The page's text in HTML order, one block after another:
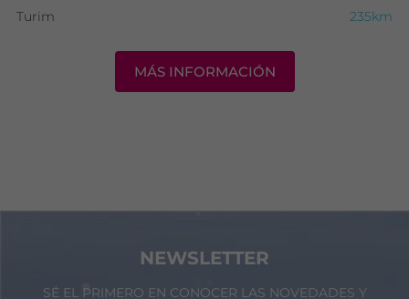
Turim
235km
MÁS INFORMACIÓN
NEWSLETTER
SÉ EL PRIMERO EN CONOCER LAS NOVEDADES Y